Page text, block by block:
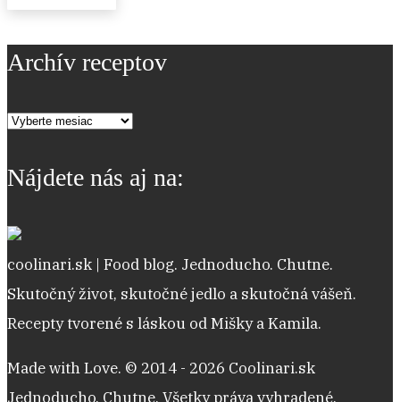
Archív receptov
Archív
Nájdete nás aj na:
coolinari.sk | Food blog. Jednoducho. Chutne.
Skutočný život, skutočné jedlo a skutočná vášeň.
Recepty tvorené s láskou od Mišky a Kamila.
Made with Love. © 2014 - 2026 Coolinari.sk
Jednoducho. Chutne. Všetky práva vyhradené.